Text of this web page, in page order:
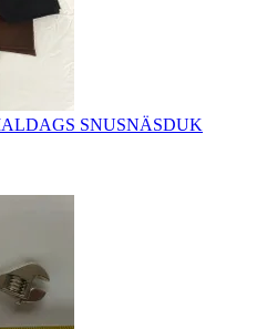
SNUSNÄSDUK